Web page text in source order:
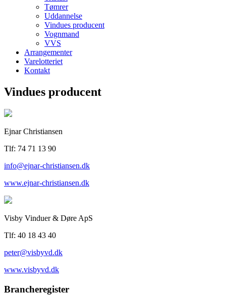
Tømrer
Uddannelse
Vindues producent
Vognmand
VVS
Arrangementer
Varelotteriet
Kontakt
Vindues producent
Ejnar Christiansen
Tlf: 74 71 13 90
info@ejnar-christiansen.dk
www.ejnar-christiansen.dk
Visby Vinduer & Døre ApS
Tlf: 40 18 43 40
peter@visbyvd.dk
www.visbyvd.dk
Brancheregister